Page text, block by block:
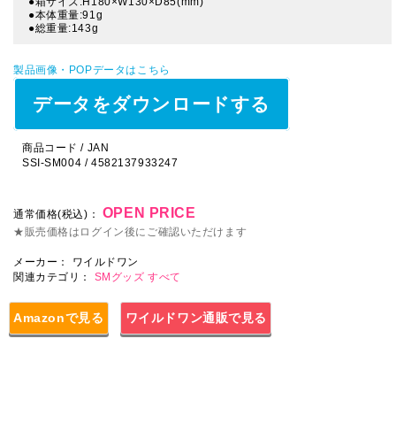
●本体重量:91g
●総重量:143g
製品画像・POPデータはこちら
データをダウンロードする
商品コード / JAN
SSI-SM004 / 4582137933247
通常価格(税込)： OPEN PRICE
★販売価格はログイン後にご確認いただけます
メーカー：
ワイルドワン
関連カテゴリ： SMグッズ すべて
Amazonで見る ワイルドワン通販で見る